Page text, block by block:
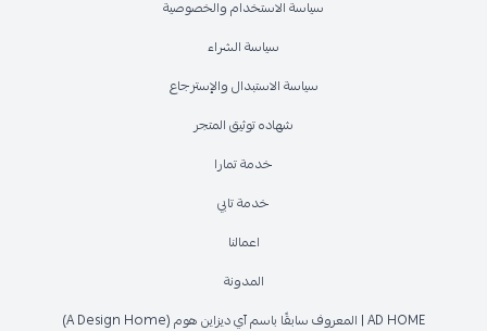
سياسة الاستخدام والخصوصية
سياسة الشراء
سياسة الاستبدال والإسترجاع
شهاده توثيق المتجر
خدمة تمارا
خدمة تابي
اعمالنا
المدونة
AD HOME | المعروف سابقًا باسم آي ديزاين هوم (A Design Home)